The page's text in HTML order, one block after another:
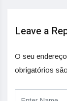
Leave a
O seu
obrigatórios